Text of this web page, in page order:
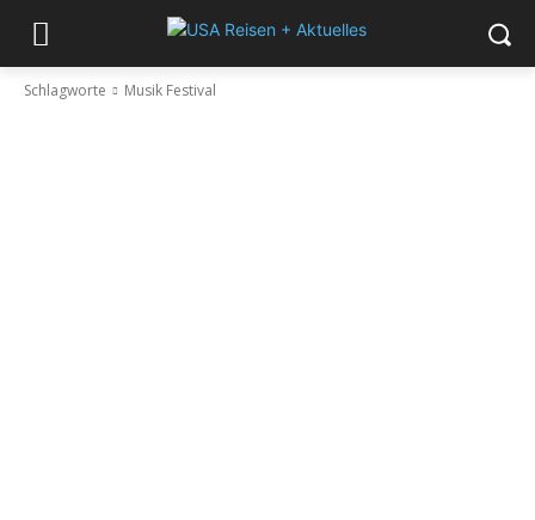
Schlagworte Musik Festival